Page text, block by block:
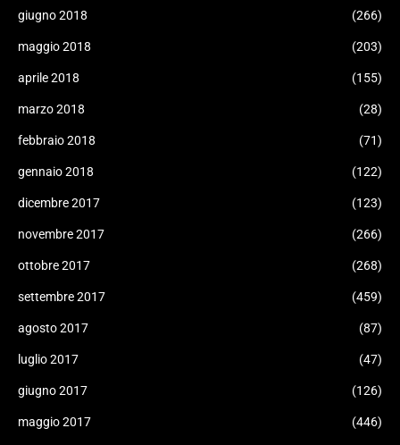
giugno 2018 (266)
maggio 2018 (203)
aprile 2018 (155)
marzo 2018 (28)
febbraio 2018 (71)
gennaio 2018 (122)
dicembre 2017 (123)
novembre 2017 (266)
ottobre 2017 (268)
settembre 2017 (459)
agosto 2017 (87)
luglio 2017 (47)
giugno 2017 (126)
maggio 2017 (446)